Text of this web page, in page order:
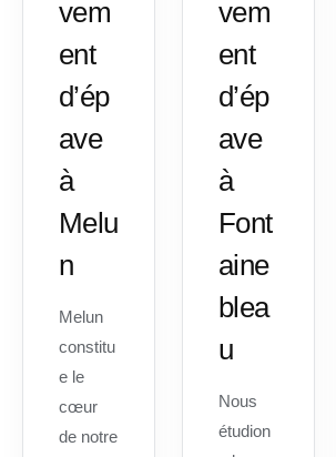
vem
ent
d’ép
ave
à
Melu
n
Melun
constitu
e le
cœur
de notre
vem
ent
d’ép
ave
à
Font
aine
blea
u
Nous
étudion